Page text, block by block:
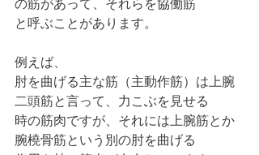
の筋があって、それらを協働筋
と呼ぶことがあります。
例えば、
肘を曲げる主な筋（主動作筋）は上腕
二頭筋と言って、力こぶを見せる
時の筋肉ですが、それには上腕筋とか
腕橈骨筋という別の肘を曲げる